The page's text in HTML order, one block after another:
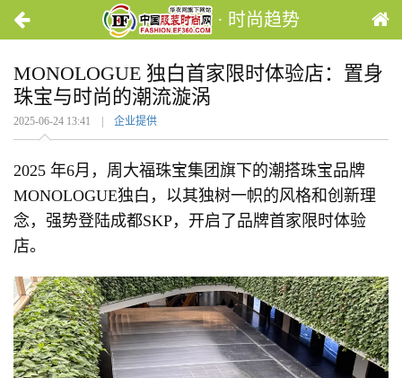
· 时尚趋势
MONOLOGUE 独白首家限时体验店：置身
珠宝与时尚的潮流漩涡
2025-06-24 13:41 | 企业提供
2025 年6月，周大福珠宝集团旗下的潮搭珠宝品牌
MONOLOGUE独白，以其独树一帜的风格和创新理
念，强势登陆成都SKP，开启了品牌首家限时体验
店。